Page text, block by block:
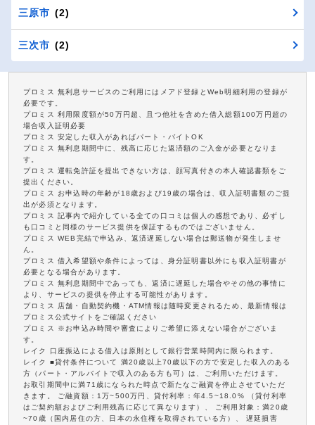
三原市 (2)
三次市 (2)
プロミス 無利息サービスのご利用にはメアド登録とWeb明細利用の登録が
必要です。
プロミス 利用限度額が50万円超、且つ他社を含めた借入総額100万円超の
場合収入証明必要
プロミス 安定した収入があればパート・バイトOK
プロミス 無利息期間中に、残高に応じた返済額のご入金が必要となりま
す。
プロミス 運転免許証を提出できない方は、顔写真付きの本人確認書類をご
提出ください。
プロミス お申込時の年齢が18歳および19歳の場合は、収入証明書類のご提
出が必須となります。
プロミス 記事内で紹介している全ての口コミは個人の感想であり、必ずし
も口コミと同様のサービス提供を保証するものではございません。
プロミス WEB完結で申込み、返済遅延しない場合は郵送物が発生しませ
ん。
プロミス 借入希望額や条件によっては、身分証明書以外にも収入証明書が
必要となる場合があります。
プロミス 無利息期間中であっても、返済に遅延した場合やその他の事情に
より、サービスの提供を停止する可能性があります。
プロミス 店舗・自動契約機・ATM情報は随時変更されるため、最新情報は
プロミス公式サイトをご確認ください
プロミス ※お申込み時間や審査によりご希望に添えない場合がございま
す。
レイク 口座振込による借入は原則として銀行営業時間内に限られます。
レイク ■貸付条件について 満20歳以上70歳以下の方で安定した収入のある
方（パート・アルバイトで収入のある方も可）は、ご利用いただけます。
お取引期間中に満71歳になられた時点で新たなご融資を停止させていただ
きます。 ご融資額：1万~500万円、貸付利率：年4.5~18.0% （貸付利率
はご契約額およびご利用残高に応じて異なります）、 ご利用対象：満20歳
~70歳（国内居住の方、日本の永住権を取得されている方）、 遅延損害